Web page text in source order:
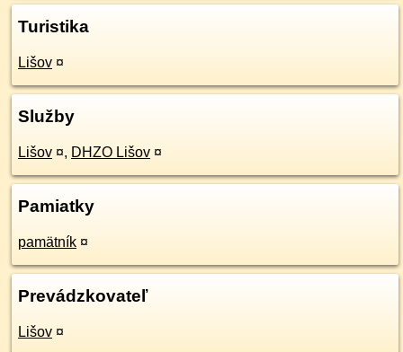
Turistika
Lišov ¤
Služby
Lišov ¤, DHZO Lišov ¤
Pamiatky
pamätník ¤
Prevádzkovateľ
Lišov ¤